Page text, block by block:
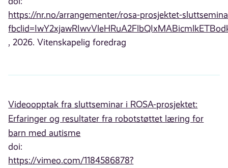
https://nr.no/arrangementer/rosa-prosjektet-
, 2026. Vitenskapelig foredrag
Videoopptak fra sluttseminar i ROSA-prosjektet:
Erfaringer og resultater fra robotstøttet læring for
barn med autisme
doi:
https://vimeo.com/1184586878?